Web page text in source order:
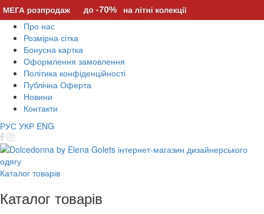
Про нас
Розмірна сітка
Бонусна картка
Оформлення замовлення
Політика конфіденційності
Публічна Оферта
Новини
Контакти
РУС УКР ENG
Каталог товарів
Каталог товарів